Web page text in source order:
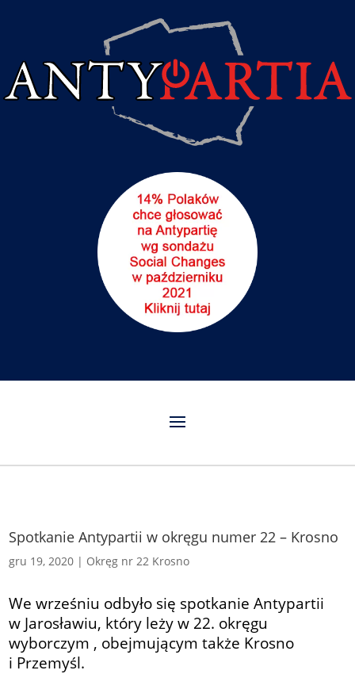
Spotkanie Antypartii w okręgu numer 22 – Krosno
gru 19, 2020 | Okręg nr 22 Krosno
We wrześniu odbyło się spotkanie Antypartii
w Jarosławiu, który leży w 22. okręgu
wyborczym , obejmującym także Krosno
i Przemyśl.